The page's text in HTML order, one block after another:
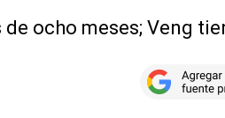
ocho meses; Veng